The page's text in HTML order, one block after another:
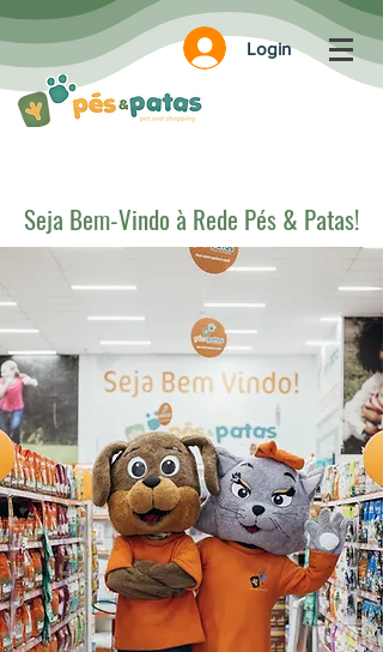
Login
Seja Bem-Vindo à Rede Pés & Patas!